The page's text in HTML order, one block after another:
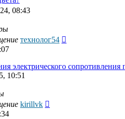
08:43
технолог54
электрического сопротивления
10:51
kirillvk